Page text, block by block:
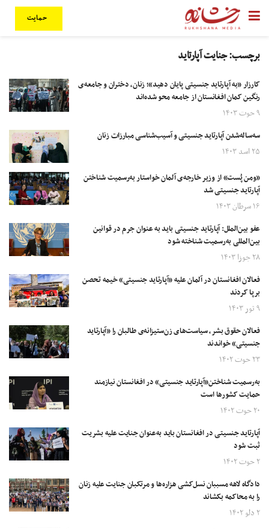
حمایت
برچسب:جنایت آپارتاید
کارزار «به آپارتاید جنسیتی پایان دهید»؛ زنان، دختران و جامعه‌ی
رنگین کمان افغانستان از جامعه محو شده‌اند
۹ حوت ۱۴۰۳
سه‌ساله‌شدن آپارتاید جنسیتی و آسیب‌شناسی مبارزات زنان
۲۵ اسد ۱۴۰۳
«ومن پُست» از وزیر خارجه‌ی آلمان خواستار به‌رسمیت شناختن
آپارتاید جنسیتی شد
۱۶ سرطان ۱۴۰۳
عفو بین‌الملل: آپارتاید جنسیتی باید به عنوان جرم در قوانین
بین‌المللی به‌رسمیت‌ شناخته شود
۲۸ جوزا ۱۴۰۳
فعالان افغانستان در آلمان علیه «آپارتاید جنسیتی» خیمه تحصن
برپا کردند
۹ ثور ۱۴۰۳
فعالان حقوق بشر، سیاست‌های زن‌ستیزانه‌ی طالبان را «آپارتاید
جنسیتی» خواندند
۲۳ حوت ۱۴۰۲
به‌رسمیت شناختن«آپارتاید جنسیتی» در افغانستان نیازمند
حمایت کشورها است
۲۰ حوت ۱۴۰۲
آپارتاید جنسیتی در افغانستان باید به‌عنوان جنایت علیه بشریت
ثبت شود
۲ حوت ۱۴۰۲
دادگاه لاهه مسببان نسل‌کشی هزاره‌ها و مرتکبان جنایت علیه زنان
را به محاکمه بکشاند
۲ دلو ۱۴۰۲